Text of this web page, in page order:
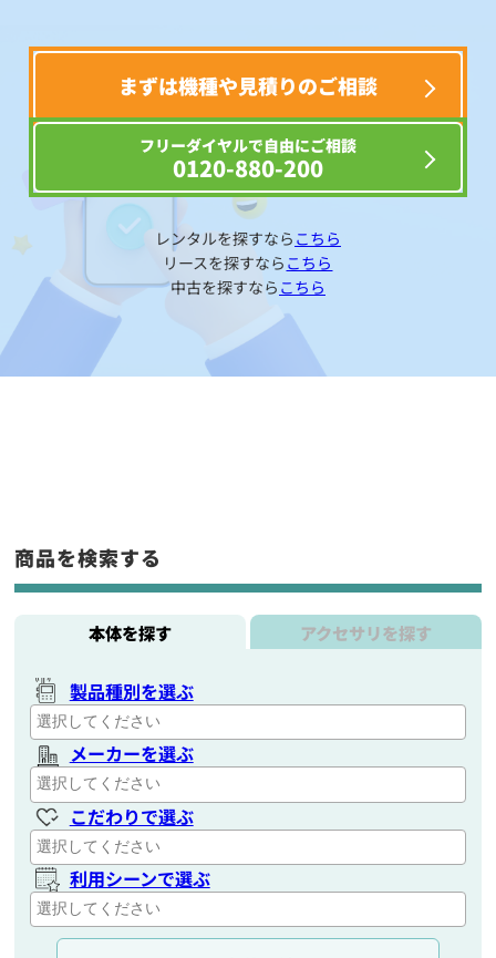
まずは機種や見積りのご相談
フリーダイヤルで自由にご相談
0120-880-200
レンタルを探すなら こちら
リースを探すなら こちら
中古を探すなら こちら
商品を検索する
本体を探す アクセサリを探す
製品種別を選ぶ
メーカーを選ぶ
こだわりで選ぶ
利用シーンで選ぶ
通信距離を選ぶ